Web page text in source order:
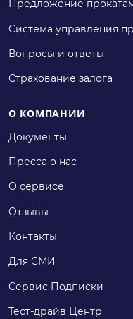
Предложение
Система управления
Вопросы и ответы
Страхование залога
О КОМПАНИИ
Документы
Пресса о нас
О сервисе
Отзывы
Контакты
Для СМИ
Сервис Подписки
Тест-драйв Центр